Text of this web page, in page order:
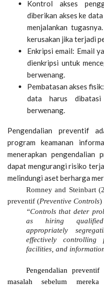
Kontrol akses
diberikan akses ke
menjalankan
kerusakan jika terjadi
Enkripsi email: Email
dienkripsi untuk
berwenang.
Pembatasan akses
data harus
berwenang.
Pengendalian preventif
program keamanan
menerapkan
dapat mengurangi risiko
melindungi aset berharga
Romney and Steinbart
preventif (Preventive Controls)
“Controls that deter
as hiring qualified
appropriately
effectively controlling
facilities, and
Pengendalian
masalah sebelum